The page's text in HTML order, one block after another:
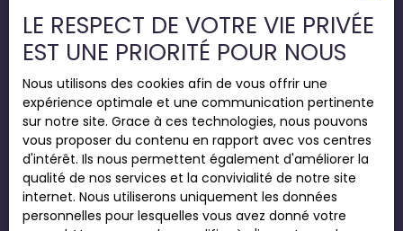
Mentions légales
Politique de confidentialité
Plan du site
Gérer les cookies
Propulsé par
LE RESPECT DE VOTRE VIE PRIVÉE
EST UNE PRIORITÉ POUR NOUS
Nous utilisons des cookies afin de vous offrir une
expérience optimale et une communication pertinente
sur notre site. Grace à ces technologies, nous pouvons
vous proposer du contenu en rapport avec vos centres
d'intérêt. Ils nous permettent également d'améliorer la
qualité de nos services et la convivialité de notre site
internet. Nous utiliserons uniquement les données
personnelles pour lesquelles vous avez donné votre